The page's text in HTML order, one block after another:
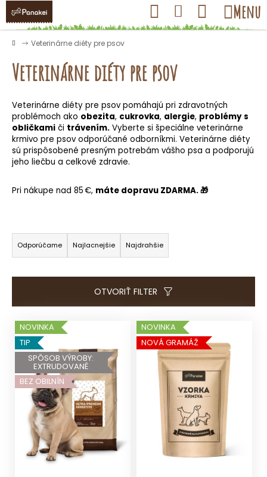
Prejsť
obsah
Hľadať Prihlásenie
Nákupný
košík
Menu
Domov
Veterinárne diéty pre psov
Veterinárne diéty pre psov
Veterinárne diéty pre psov pomáhajú pri zdravotných
problémoch ako obezita, cukrovka, alergie, problémy s
obličkami či trávením. Vyberte si špeciálne veterinárne
krmivo pre psov odporúčané odborníkmi. Veterinárne diéty
sú prispôsobené presným potrebám vášho psa a podporujú
jeho liečbu a celkové zdravie.
Pri nákupe nad 85 €, máte dopravu ZDARMA.🎁
R
a
d
e
i
e
p
r
o
d
Odporúčame Najlacnejšie Najdrahšie
OTVORIŤ FILTER
V
ý
p
i
s
NOVINKA
TIP
SPÔSOB VÝROBY:
EXTRUDOVANÉ
BEZ OBILNÍN
NOVINKA
NOVÁ GRAMÁŽ
K
o Späť
Späť
Č
o
p
o
r
u
j
n
á
j
ť
?
HĽADAŤ